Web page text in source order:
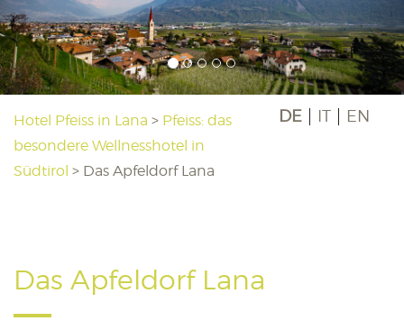
DE IT EN
Hotel Pfeiss in Lana > Pfeiss: das
besondere Wellnesshotel in
Südtirol > Das Apfeldorf Lana
Das Apfeldorf Lana